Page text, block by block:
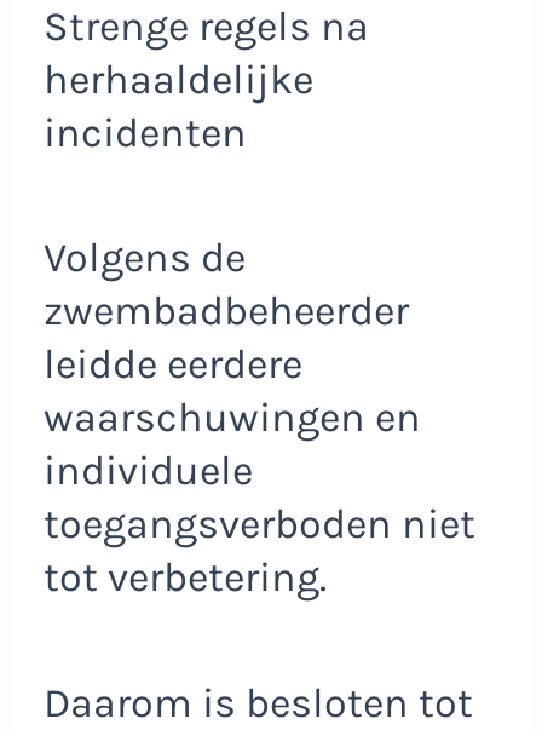
Strenge regels na
herhaaldelijke
incidenten
Volgens de
zwembadbeheerder
leidde eerdere
waarschuwingen en
individuele
toegangsverboden niet
tot verbetering.
Daarom is besloten tot